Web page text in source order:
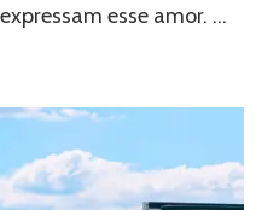
esse amor. …